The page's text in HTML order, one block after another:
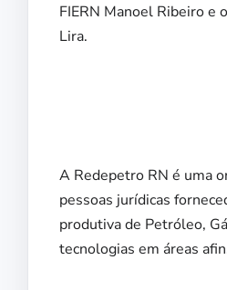
FIERN Manoel Ribeiro e
Lira.
A Redepetro RN é uma
pessoas jurídicas
produtiva de Petróleo,
tecnologias em áreas